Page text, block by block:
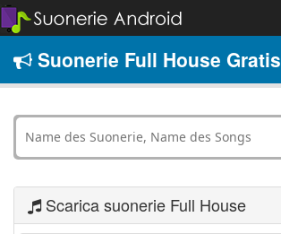
Suonerie Full House Gratis
Scarica suonerie Full House